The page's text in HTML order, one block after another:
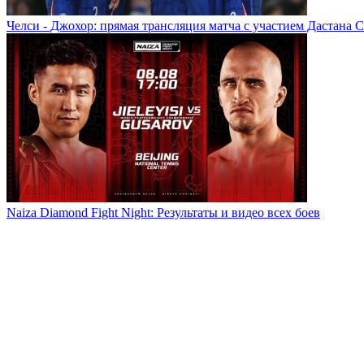
Челси - Джохор: прямая трансляция матча с участием Дастана
Naiza Diamond Fight Night: Результаты и видео всех боев